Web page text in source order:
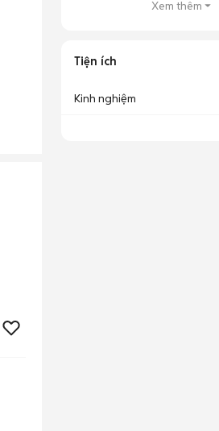
Xem thêm
Tiện ích
Kinh nghiệm